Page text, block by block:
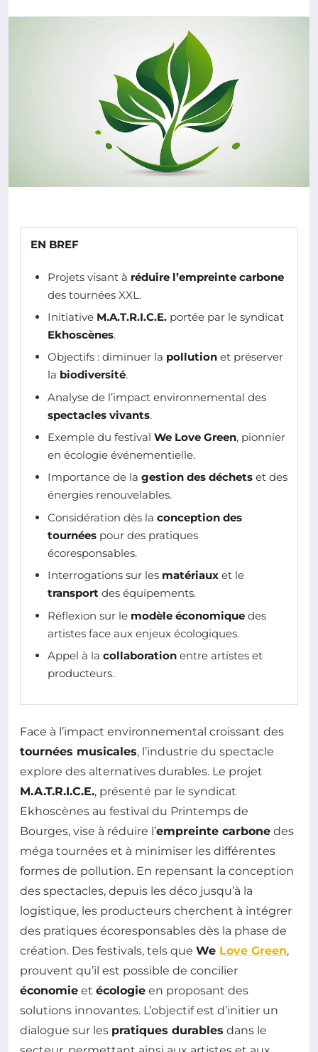
EN BREF
Projets visant à réduire l’empreinte carbone
des tournées XXL.
Initiative M.A.T.R.I.C.E. portée par le syndicat
Ekhoscènes.
Objectifs : diminuer la pollution et préserver
la biodiversité.
Analyse de l’impact environnemental des
spectacles vivants.
Exemple du festival We Love Green, pionnier
en écologie événementielle.
Importance de la gestion des déchets et des
énergies renouvelables.
Considération dès la conception des
tournées pour des pratiques
écoresponsables.
Interrogations sur les matériaux et le
transport des équipements.
Réflexion sur le modèle économique des
artistes face aux enjeux écologiques.
Appel à la collaboration entre artistes et
producteurs.
Face à l’impact environnemental croissant des
tournées musicales, l’industrie du spectacle
explore des alternatives durables. Le projet
M.A.T.R.I.C.E., présenté par le syndicat
Ekhoscènes au festival du Printemps de
Bourges, vise à réduire l’empreinte carbone des
méga tournées et à minimiser les différentes
formes de pollution. En repensant la conception
des spectacles, depuis les déco jusqu’à la
logistique, les producteurs cherchent à intégrer
des pratiques écoresponsables dès la phase de
création. Des festivals, tels que We Love Green,
prouvent qu’il est possible de concilier
économie et écologie en proposant des
solutions innovantes. L’objectif est d’initier un
dialogue sur les pratiques durables dans le